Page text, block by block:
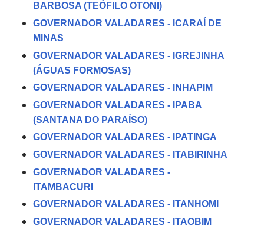
BARBOSA (TEÓFILO OTONI)
GOVERNADOR VALADARES - ICARAÍ DE
MINAS
GOVERNADOR VALADARES - IGREJINHA
(ÁGUAS FORMOSAS)
GOVERNADOR VALADARES - INHAPIM
GOVERNADOR VALADARES - IPABA
(SANTANA DO PARAÍSO)
GOVERNADOR VALADARES - IPATINGA
GOVERNADOR VALADARES - ITABIRINHA
GOVERNADOR VALADARES -
ITAMBACURI
GOVERNADOR VALADARES - ITANHOMI
GOVERNADOR VALADARES - ITAOBIM